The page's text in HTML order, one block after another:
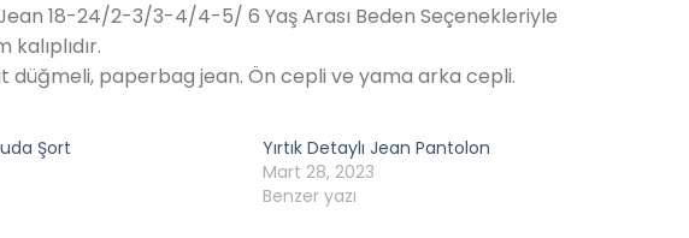
18-24/2-3/3-4/4-5/ 6 Yaş Arası Beden Seçenekleriyle
düğmeli, paperbag jean. Ön cepli ve yama arka cepli.
Şort
Yırtık Detaylı Jean Pantolon
Mart 28, 2023
Benzer yazı